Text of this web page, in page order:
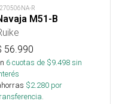
R
M51-B
56.990
6cuotas de $9.498sin
$2.280 por